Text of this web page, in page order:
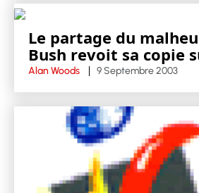
Le partage du
Bush revoit sa copie
Alan Woods 9 Septembre 2003